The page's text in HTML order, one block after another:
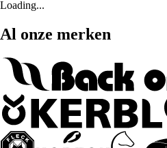
Loading...
Al onze merken